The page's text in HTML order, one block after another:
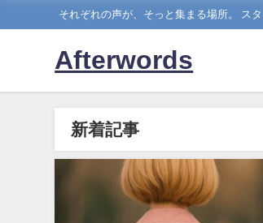
それぞれの声が、そっと集まる場所。 ス
Afterwords
新着記事